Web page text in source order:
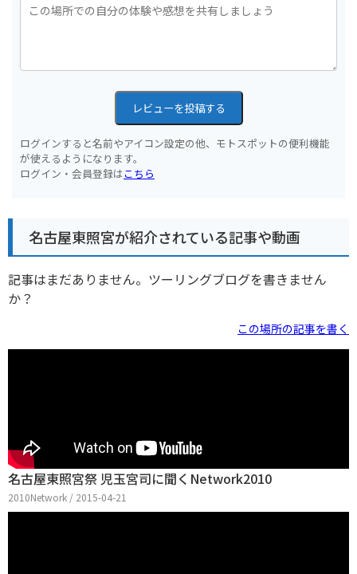
レビューを投稿する
ログインすると名前やアイコン設定の他、モトスポットの便利機能
が使えるようになります。
ログイン・会員登録はこちら
名古屋東照宮が紹介されている記事や動画
記事はまだありません。ツーリングブログを書きません
か？
この場所の記事を書く
名古屋東照宮祭 児玉宮司に聞くNetwork2010
2010Network / 2015-04-21